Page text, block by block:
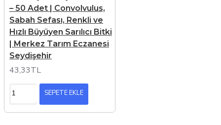
– 50 Adet | Convolvulus,
Sabah Sefası, Renkli ve
Hızlı Büyüyen Sarılıcı Bitki
| Merkez Tarım Eczanesi
Seydişehir
43,33TL
SEPETE EKLE